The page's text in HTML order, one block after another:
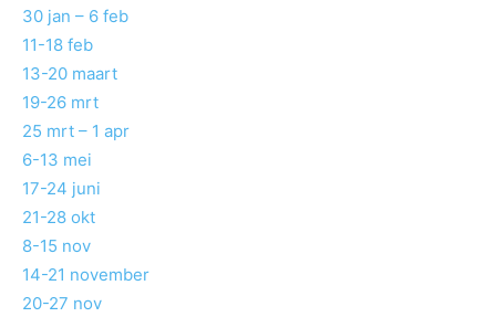
30 jan – 6 feb
11-18 feb
13-20 maart
19-26 mrt
25 mrt – 1 apr
6-13 mei
17-24 juni
21-28 okt
8-15 nov
14-21 november
20-27 nov